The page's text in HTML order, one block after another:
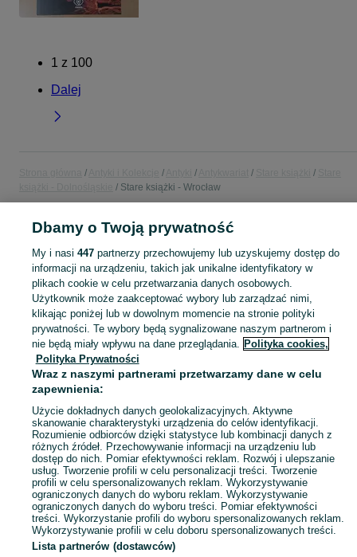
1 z 100
Dalej
Stare książki - Wrocław
POLSKA » DOLNOŚLĄSKIE » WROCŁAW
KATEGORIA
Skorzystaj z największego serwisu ogłoszeniowego - Wrocław i okolice! - kupuj lub sprzedawaj jeszcze wygodniej w kategorii Stare książki! Zobacz
Mapa kategorii
Mapa miejscowości
Mapa ministron
Popularne wyszukiwania
Dbamy o Twoją prywatność
My i nasi 447partnerzy przechowujemy lub uzyskujemy dostęp do
informacji na urządzeniu, takich jak unikalne identyfikatory w
plikach cookie w celu przetwarzania danych osobowych.
Użytkownik może zaakceptować wybory lub zarządzać nimi,
klikając poniżej lub w dowolnym momencie na stronie polityki
prywatności. Te wybory będą sygnalizowane naszym partnerom i
nie będą miały wpływu na dane przeglądania. Polityka cookies,
Polityka Prywatności
Wraz z naszymi partnerami przetwarzamy dane w celu
zapewnienia:
Użycie dokładnych danych geolokalizacyjnych. Aktywne
skanowanie charakterystyki urządzenia do celów identyfikacji.
Rozumienie odbiorców dzięki statystyce lub kombinacji danych z
różnych źródeł. Przechowywanie informacji na urządzeniu lub
dostęp do nich. Pomiar efektywności reklam. Rozwój i ulepszanie
usług. Tworzenie profili w celu personalizacji treści. Tworzenie
profili w celu spersonalizowanych reklam. Wykorzystywanie
ograniczonych danych do wyboru reklam. Wykorzystywanie
ograniczonych danych do wyboru treści. Pomiar efektywności
treści. Wykorzystanie profili do wyboru spersonalizowanych reklam.
Wykorzystywanie profili w celu doboru spersonalizowanych treści.
Lista partnerów (dostawców)